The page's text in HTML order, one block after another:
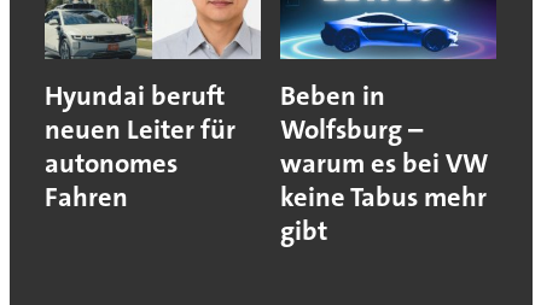
Hyundai beruft
neuen Leiter für
autonomes
Fahren
Beben in
Wolfsburg –
warum es bei VW
keine Tabus mehr
gibt